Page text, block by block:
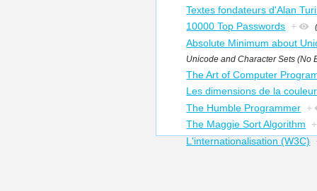
Textes fondateurs d'Alan
10000 Top Passwords +
Absolute Minimum about
Unicode and Character Sets (No
The Art of Computer
Les dimensions de la
The Humble Programmer +
The Maggie Sort Algorithm
+
L'internationalisation (W3C)